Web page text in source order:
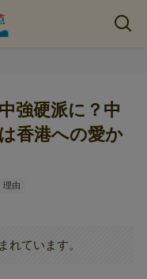
強硬派に？中
香港への愛か
理由
れています。